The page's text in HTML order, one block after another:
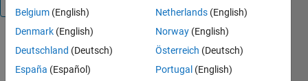
pigeon and
has it flap its
Belgium (English)
Denmark (English)
Deutschland (Deutsch)
España (Español)
Netherlands (English)
Norway (English)
Österreich (Deutsch)
Portugal (English)